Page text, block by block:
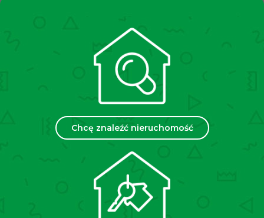
Chcę znaleźć nieruchomość
Zadowolonych klientów
35